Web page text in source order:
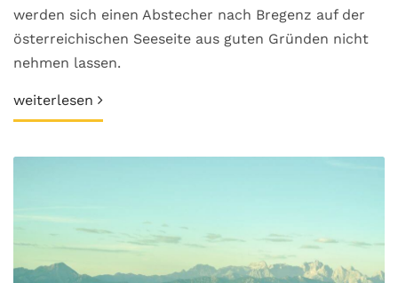
werden sich einen Abstecher nach Bregenz auf der
österreichischen Seeseite aus guten Gründen nicht
nehmen lassen.
weiterlesen